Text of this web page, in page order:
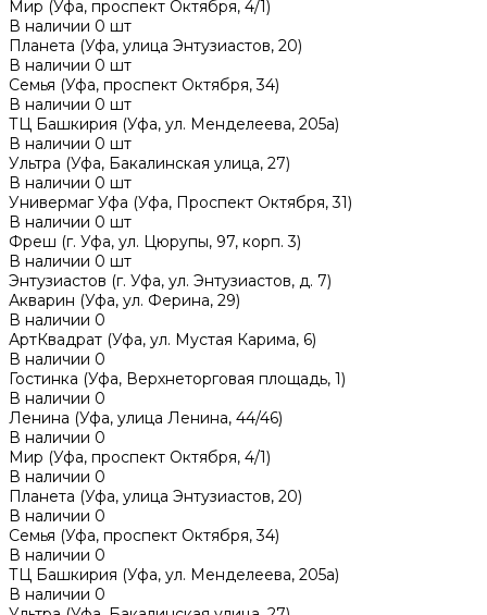
Мир (Уфа, проспект Октября, 4/1)
В наличии 0 шт
Планета (Уфа, улица Энтузиастов, 20)
В наличии 0 шт
Семья (Уфа, проспект Октября, 34)
В наличии 0 шт
ТЦ Башкирия (Уфа, ул. Менделеева, 205а)
В наличии 0 шт
Ультра (Уфа, Бакалинская улица, 27)
В наличии 0 шт
Универмаг Уфа (Уфа, Проспект Октября, 31)
В наличии 0 шт
Фреш (г‌. Уфа, ул. Цюрупы, 97, корп. 3)
В наличии 0 шт
Энтузиастов (г. Уфа, ул. Энтузиастов, д. 7)
Акварин (Уфа, ул. Ферина, 29)
В наличии 0
АртКвадрат (Уфа, ул. Мустая Карима, 6)
В наличии 0
Гостинка (Уфа, Верхнеторговая площадь, 1)
В наличии 0
Ленина (Уфа, улица Ленина, 44/46)
В наличии 0
Мир (Уфа, проспект Октября, 4/1)
В наличии 0
Планета (Уфа, улица Энтузиастов, 20)
В наличии 0
Семья (Уфа, проспект Октября, 34)
В наличии 0
ТЦ Башкирия (Уфа, ул. Менделеева, 205а)
В наличии 0